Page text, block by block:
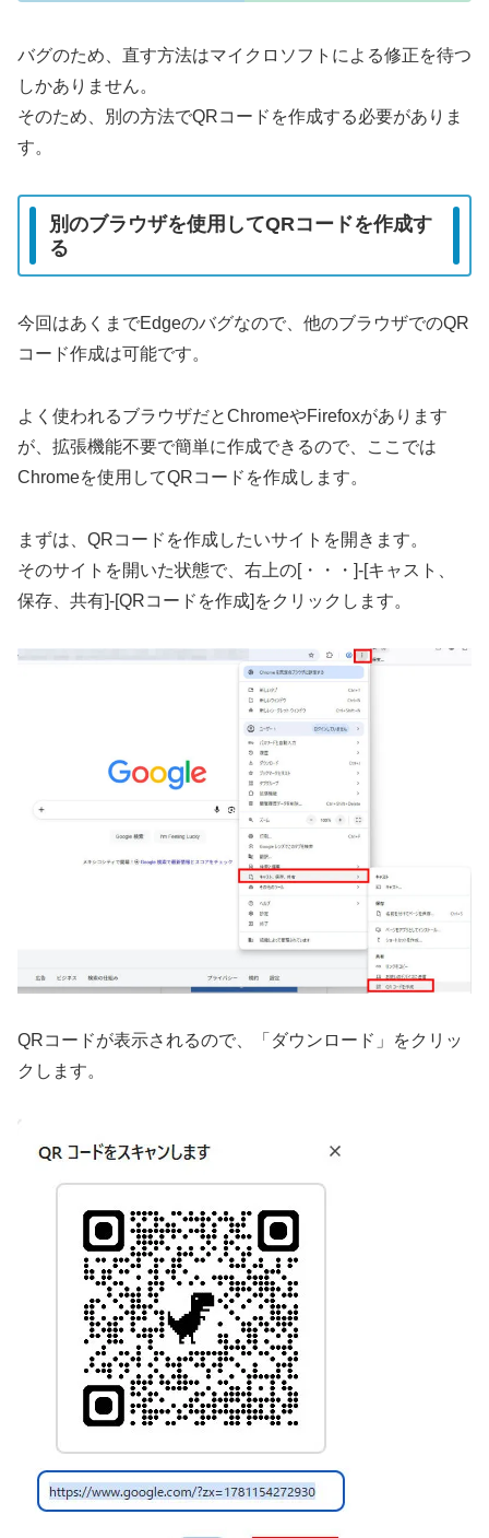
バグのため、直す方法はマイクロソフトによる修正を待つ
しかありません。
そのため、別の方法でQRコードを作成する必要がありま
す。
別のブラウザを使用してQRコードを作成す
る
今回はあくまでEdgeのバグなので、他のブラウザでのQR
コード作成は可能です。
よく使われるブラウザだとChromeやFirefoxがあります
が、拡張機能不要で簡単に作成できるので、ここでは
Chromeを使用してQRコードを作成します。
まずは、QRコードを作成したいサイトを開きます。
そのサイトを開いた状態で、右上の[・・・]-[キャスト、
保存、共有]-[QRコードを作成]をクリックします。
QRコードが表示されるので、「ダウンロード」をクリッ
クします。